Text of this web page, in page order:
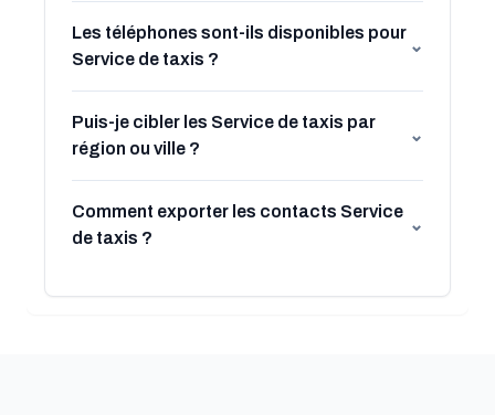
Les téléphones sont-ils disponibles pour
Service de taxis ?
⌄
Puis-je cibler les Service de taxis par
région ou ville ?
⌄
Comment exporter les contacts Service
de taxis ?
⌄